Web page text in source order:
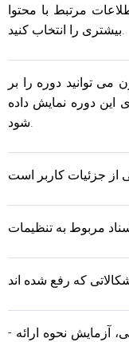
مرتبط با محتوا
بیشتری را انتخاب کنید.
توانید دوره را بر
این دوره نمایش داده
شود.
- در صورت استفاده از پارامتر پخش سفارشی، آزمایش نحوه ارائه